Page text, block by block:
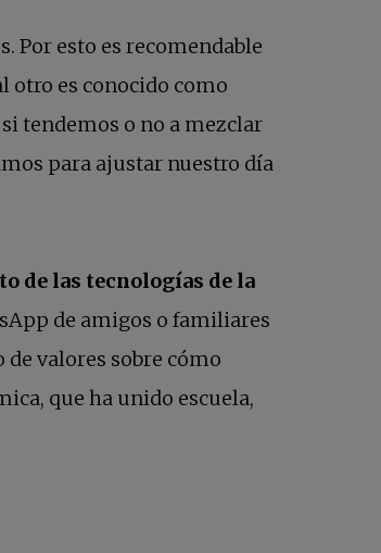
Por esto es recomendable
otro es conocido como
tendemos o no a mezclar
para ajustar nuestro día
de las tecnologías de la
de amigos o familiares
de valores sobre cómo
que ha unido escuela,